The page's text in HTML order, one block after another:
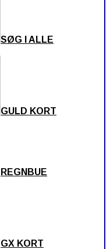
SØG I ALLE
GULD KORT
REGNBUE
GX KORT